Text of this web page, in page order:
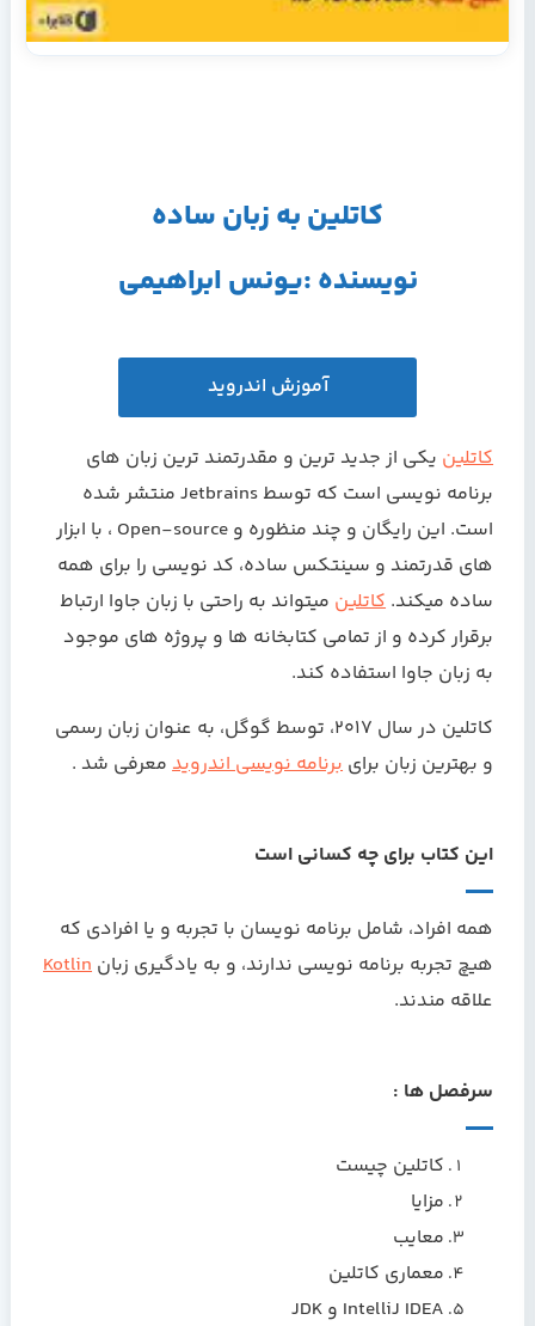
کاتلین به زبان ساده
نویسنده :یونس ابراهیمی
آموزش اندروید
کاتلین یکی از جدید ترین و مقدرتمند ترین زبان های
برنامه نویسی است که توسط Jetbrains منتشر شده
است. این رایگان و چند منظوره و Open-source ، با ابزار
های قدرتمند و سینتکس ساده، کد نویسی را برای همه
ساده میکند. کاتلین میتواند به راحتی با زبان جاوا ارتباط
برقرار کرده و از تمامی کتابخانه ها و پروژه های موجود
به زبان جاوا استفاده کند.
کاتلین در سال ۲۰۱۷، توسط گوگل، به عنوان زبان رسمی
و بهترین زبان برای برنامه نویسی اندرویدمعرفی شد .
این کتاب برای چه کسانی است
همه افراد، شامل برنامه نویسان با تجربه و یا افرادی که
هیچ تجربه برنامه نویسی ندارند، و به یادگیری زبان Kotlin
علاقه مندند.
سرفصل ها :
کاتلین چیست
مزایا
معایب
معماری کاتلین
IntelliJ IDEA و JDK